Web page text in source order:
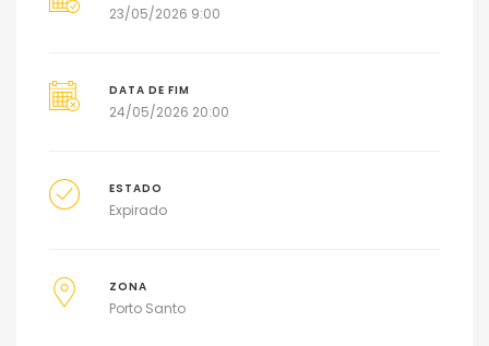
23/05/2026 9:00
DATA DE FIM
24/05/2026 20:00
ESTADO
Expirado
ZONA
Porto Santo